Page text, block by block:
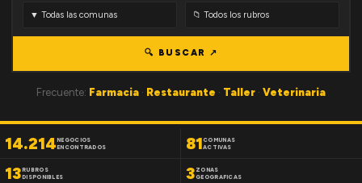
🔍 BUSCAR ↗
Frecuente: Farmacia · Restaurante · Taller · Veterinaria
14.214NEGOCIOS
ENCONTRADOS
81 COMUNAS
ACTIVAS
13RUBROS
DISPONIBLES
3 ZONAS
GEOGRAFICAS